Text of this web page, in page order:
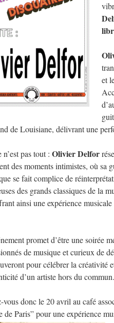
et
de Louisiane, délivrant une
pas tout : Olivier Delfor
des moments intimistes, où sa
se fait complice de
des grands classiques de la
ainsi une expérience
promet d’être une soirée
de musique et curieux de
pour célébrer la créativité
d’un artiste hors du commun.
vous donc le 20 avril au café
de Paris” pour une expérience